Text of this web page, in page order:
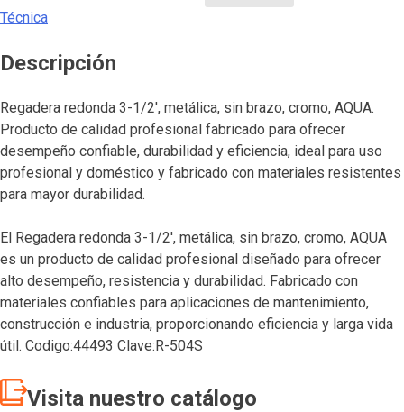
Técnica
Descripción
Regadera redonda 3-1/2′, metálica, sin brazo, cromo, AQUA.
Producto de calidad profesional fabricado para ofrecer
desempeño confiable, durabilidad y eficiencia, ideal para uso
profesional y doméstico y fabricado con materiales resistentes
para mayor durabilidad.
El Regadera redonda 3-1/2′, metálica, sin brazo, cromo, AQUA
es un producto de calidad profesional diseñado para ofrecer
alto desempeño, resistencia y durabilidad. Fabricado con
materiales confiables para aplicaciones de mantenimiento,
construcción e industria, proporcionando eficiencia y larga vida
útil. Codigo:44493 Clave:R-504S
Visita nuestro catálogo